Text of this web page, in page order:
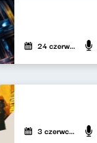
24 czerwca 2024
3 czerwca 2024